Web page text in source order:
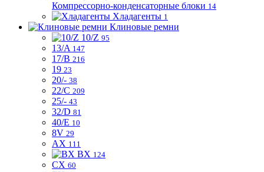
Компрессорно-конденсаторные блоки 14
Хладагенты 1
Клиновые ремни
10/Z 95
13/A 147
17/B 216
19 23
20/- 38
22/C 209
25/- 43
32/D 81
40/E 10
8V 29
AX 111
BX 124
CX 60